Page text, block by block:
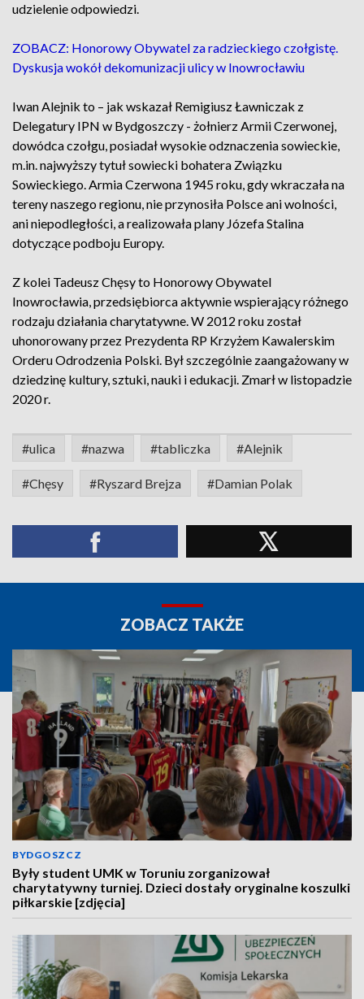
udzielenie odpowiedzi.
ZOBACZ: Honorowy Obywatel za radzieckiego czołgistę.
Dyskusja wokół dekomunizacji ulicy w Inowrocławiu
Iwan Alejnik to – jak wskazał Remigiusz Ławniczak z
Delegatury IPN w Bydgoszczy - żołnierz Armii Czerwonej,
dowódca czołgu, posiadał wysokie odznaczenia sowieckie,
m.in. najwyższy tytuł sowiecki bohatera Związku
Sowieckiego. Armia Czerwona 1945 roku, gdy wkraczała na
tereny naszego regionu, nie przynosiła Polsce ani wolności,
ani niepodległości, a realizowała plany Józefa Stalina
dotyczące podboju Europy.
Z kolei Tadeusz Chęsy to Honorowy Obywatel
Inowrocławia, przedsiębiorca aktywnie wspierający różnego
rodzaju działania charytatywne. W 2012 roku został
uhonorowany przez Prezydenta RP Krzyżem Kawalerskim
Orderu Odrodzenia Polski. Był szczególnie zaangażowany w
dziedzinę kultury, sztuki, nauki i edukacji. Zmarł w listopadzie
2020 r.
#ulica #nazwa #tabliczka #Alejnik
#Chęsy #Ryszard Brejza #Damian Polak
ZOBACZ TAKŻE
BYDGOSZCZ
Były student UMK w Toruniu zorganizował
charytatywny turniej. Dzieci dostały oryginalne koszulki
piłkarskie [zdjęcia]